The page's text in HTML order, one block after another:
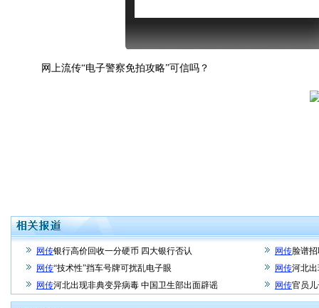
网上流传“电子警察免拍攻略”可信吗？
网传银行高价回收一分硬币 四大银行否认 网传脸谱
网传“技术性”挡车号牌可扰乱电子眼 网传河北
网传河北出现非典变异病毒 中国卫生部出面辟谣 网传官员